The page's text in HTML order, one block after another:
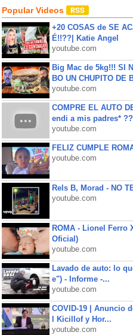
Popular Videos
+20 COSAS de SE
É!!??| Katie Angel
youtube.com
Big Mac de 5kg!!! SI
BO UN CHUPITO DE
youtube.com
COMPRE EL AUTO
endi a mis padres*
youtube.com
FELIZ CUMPLE
youtube.com
Rels B, Morad - NO
youtube.com
ROMA - Lionel Ferro
Oficial)
youtube.com
Lavado de auto: lo
e") - Informe -...
youtube.com
COVID-19 | Anuncio
l Kicillof y Hor...
youtube.com